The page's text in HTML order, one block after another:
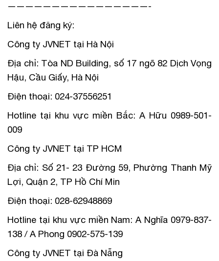
————————————————-
Liên hệ đăng ký:
Công ty JVNET tại Hà Nội
Địa chỉ: Tòa ND Building, số 17 ngõ 82 Dịch Vọng
Hậu, Cầu Giấy, Hà Nội
Điện thoại: 024-37556251
Hotline tại khu vực miền Bắc: A Hữu 0989-501-
009
Công ty JVNET tại TP HCM
Địa chỉ: Số 21- 23 Đường 59, Phường Thanh Mỹ
Lợi, Quận 2, TP Hồ Chí Min
Điện thoại: 028-62948869
Hotline tại khu vực miền Nam: A Nghĩa 0979-837-
138 / A Phong 0902-575-139
Công ty JVNET tại Đà Nẵng